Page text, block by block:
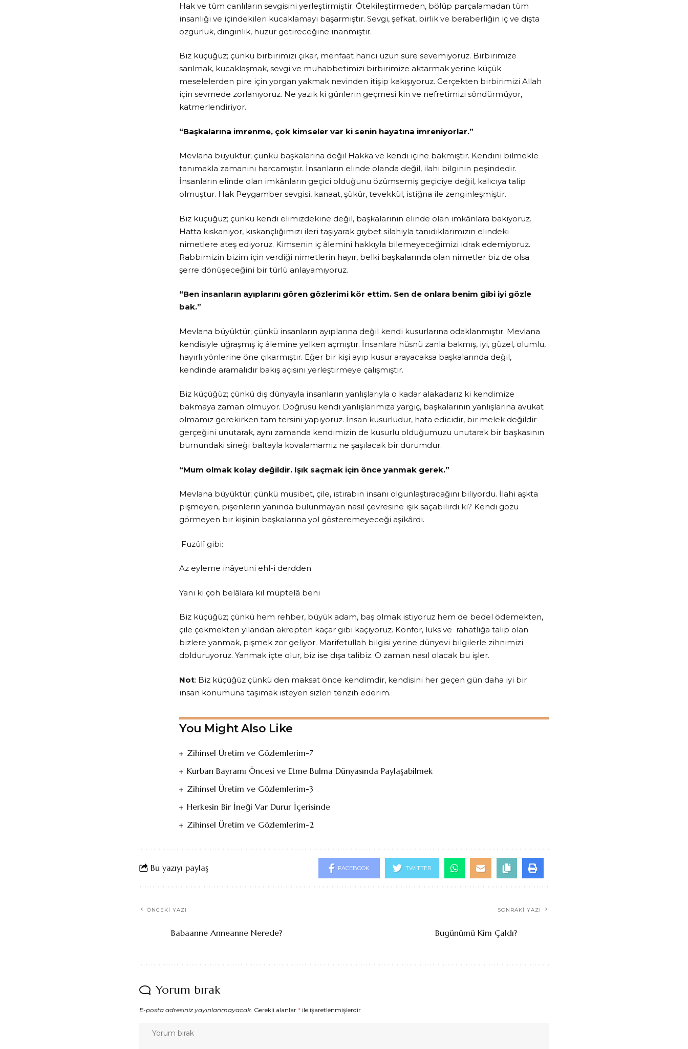
Hak ve tüm canlıların sevgisini yerleştirmiştir. Ötekileştirmeden, bölüp parçalamadan tüm
insanlığı ve içindekileri kucaklamayı başarmıştır. Sevgi, şefkat, birlik ve beraberliğin iç ve dışta
özgürlük, dinginlik, huzur getireceğine inanmıştır.
Biz küçüğüz; çünkü birbirimizi çıkar, menfaat harici uzun süre sevemiyoruz. Birbirimize
sarılmak, kucaklaşmak, sevgi ve muhabbetimizi birbirimize aktarmak yerine küçük
meselelerden pire için yorgan yakmak nevinden itişip kakışıyoruz. Gerçekten birbirimizi Allah
için sevmede zorlanıyoruz. Ne yazık ki günlerin geçmesi kin ve nefretimizi söndürmüyor,
katmerlendiriyor.
“Başkalarına imrenme, çok kimseler var ki senin hayatına imreniyorlar.”
Mevlana büyüktür; çünkü başkalarına değil Hakka ve kendi içine bakmıştır. Kendini bilmekle
tanımakla zamanını harcamıştır. İnsanların elinde olanda değil, ilahi bilginin peşindedir.
İnsanların elinde olan imkânların geçici olduğunu özümsemiş geçiciye değil, kalıcıya talip
olmuştur. Hak Peygamber sevgisi, kanaat, şükür, tevekkül, istiğna ile zenginleşmiştir.
Biz küçüğüz; çünkü kendi elimizdekine değil, başkalarının elinde olan imkânlara bakıyoruz.
Hatta kıskanıyor, kıskançlığımızı ileri taşıyarak gıybet silahıyla tanıdıklarımızın elindeki
nimetlere ateş ediyoruz. Kimsenin iç âlemini hakkıyla bilemeyeceğimizi idrak edemiyoruz.
Rabbimizin bizim için verdiği nimetlerin hayır, belki başkalarında olan nimetler biz de olsa
şerre dönüşeceğini bir türlü anlayamıyoruz.
“Ben insanların ayıplarını gören gözlerimi kör ettim. Sen de onlara benim gibi iyi gözle
bak.”
Mevlana büyüktür; çünkü insanların ayıplarına değil kendi kusurlarına odaklanmıştır. Mevlana
kendisiyle uğraşmış iç âlemine yelken açmıştır. İnsanlara hüsnü zanla bakmış, iyi, güzel, olumlu,
hayırlı yönlerine öne çıkarmıştır. Eğer bir kişi ayıp kusur arayacaksa başkalarında değil,
kendinde aramalıdır bakış açısını yerleştirmeye çalışmıştır.
Biz küçüğüz; çünkü dış dünyayla insanların yanlışlarıyla o kadar alakadarız ki kendimize
bakmaya zaman olmuyor. Doğrusu kendi yanlışlarımıza yargıç, başkalarının yanlışlarına avukat
olmamız gerekirken tam tersini yapıyoruz. İnsan kusurludur, hata edicidir, bir melek değildir
gerçeğini unutarak, aynı zamanda kendimizin de kusurlu olduğumuzu unutarak bir başkasının
burnundaki sineği baltayla kovalamamız ne şaşılacak bir durumdur.
“Mum olmak kolay değildir. Işık saçmak için önce yanmak gerek.”
Mevlana büyüktür; çünkü musibet, çile, ıstırabın insanı olgunlaştıracağını biliyordu. İlahi aşkta
pişmeyen, pişenlerin yanında bulunmayan nasıl çevresine ışık saçabilirdi ki? Kendi gözü
görmeyen bir kişinin başkalarına yol gösteremeyeceği aşikârdı.
Fuzûlî gibi:
Az eyleme inâyetini ehl-i derdden
Yani ki çoh belâlara kıl müptelâ beni
Biz küçüğüz; çünkü hem rehber, büyük adam, baş olmak istiyoruz hem de bedel ödemekten,
çile çekmekten yılandan akrepten kaçar gibi kaçıyoruz. Konfor, lüks ve rahatlığa talip olan
bizlere yanmak, pişmek zor geliyor. Marifetullah bilgisi yerine dünyevi bilgilerle zihnimizi
dolduruyoruz. Yanmak içte olur, biz ise dışa talibiz. O zaman nasıl olacak bu işler.
Not: Biz küçüğüz çünkü den maksat önce kendimdir, kendisini her geçen gün daha iyi bir
insan konumuna taşımak isteyen sizleri tenzih ederim.
You Might Also Like
Zihinsel Üretim ve Gözlemlerim-7
Kurban Bayramı Öncesi ve Etme Bulma Dünyasında Paylaşabilmek
Zihinsel Üretim ve Gözlemlerim-3
Herkesin Bir İneği Var Durur İçerisinde
Zihinsel Üretim ve Gözlemlerim-2
Bu yazıyı paylaş FACEBOOK TWITTER
ÖNCEKI YAZI
Babaanne Anneanne Nerede?
SONRAKI YAZI
Bugünümü Kim Çaldı?
Yorum bırak
E-posta adresiniz yayınlanmayacak. Gerekli alanlar * ile işaretlenmişlerdir